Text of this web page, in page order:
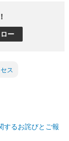
ー
ス
するお詫びとご報